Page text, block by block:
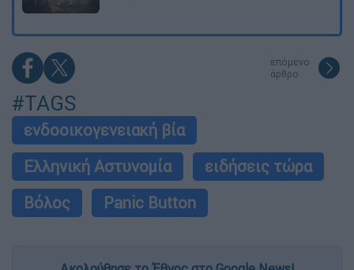
επόμενο
άρθρο
#TAGS
ενδοοικογενειακή βία
Ελληνική Αστυνομία
ειδήσεις τώρα
Βόλος
Panic Button